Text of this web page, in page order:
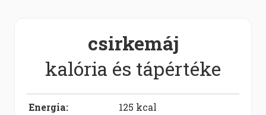
csirkemáj
kalória és tápértéke
Energia: 125 kcal